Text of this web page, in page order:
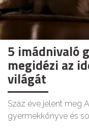
5 imádnivaló
megidézi az
világát
Száz éve jelent meg
gyermekkönyve és